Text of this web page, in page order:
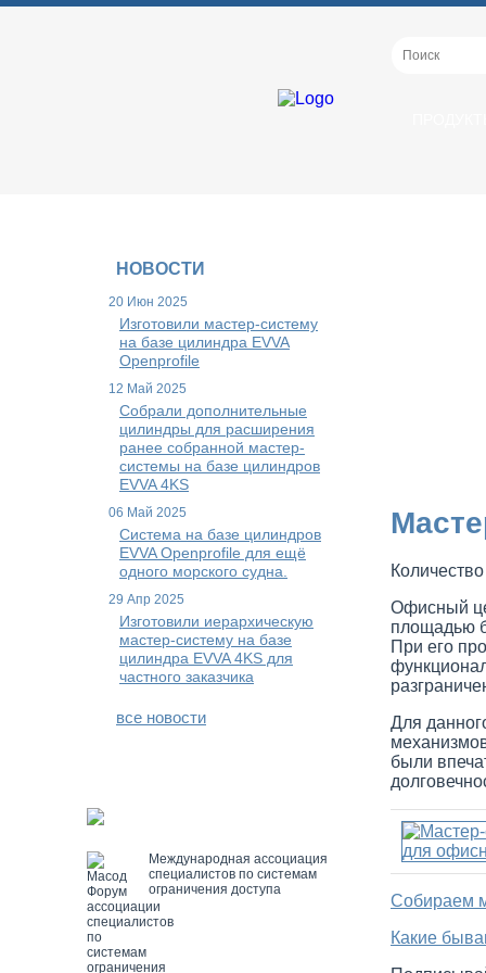
НОВОСТИ
20 Июн 2025
Изготовили мастер-систему
на базе цилиндра EVVA
Openprofile
12 Май 2025
Собрали дополнительные
цилиндры для расширения
ранее собранной мастер-
системы на базе цилиндров
EVVA 4KS
06 Май 2025
Система на базе цилиндров
EVVA Openprofile для ещё
одного морского судна.
29 Апр 2025
Изготовили иерархическую
мастер-систему на базе
цилиндра EVVA 4KS для
частного заказчика
все новости
Международная ассоциация
специалистов по системам
ограничения доступа
Офисный
площадью
При его
Для
были
Собираем
Какие